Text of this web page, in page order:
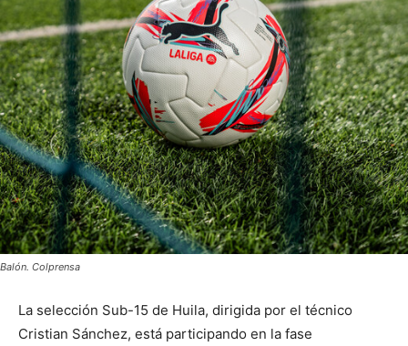
Balón. Colprensa
La selección Sub-15 de Huila, dirigida por el técnico
Cristian Sánchez, está participando en la fase